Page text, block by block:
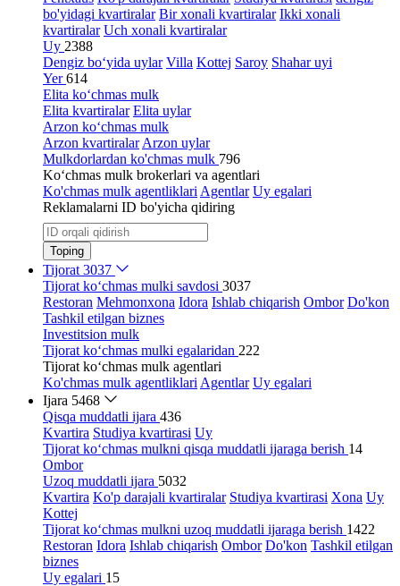
bo'yidagi kvartiralar Bir xonali kvartiralar Ikki xonali
kvartiralar Uch xonali kvartiralar
Uy 2388
Dengiz bo‘yida uylar Villa Kottej Saroy Shahar uyi
Yer614
Elita ko‘chmas mulk
Elita kvartiralar Elita uylar
Arzon ko‘chmas mulk
Arzon kvartiralar Arzon uylar
Mulkdorlardan ko'chmas mulk 796
Ko‘chmas mulk brokerlari va agentlari
Ko'chmas mulk agentliklari Agentlar Uy egalari
Reklamalarni ID bo'yicha qidiring
Toping
Tijorat 3037
Tijorat ko‘chmas mulki savdosi 3037
Restoran Mehmonxona Idora Ishlab chiqarish Ombor Do'kon
Tashkil etilgan biznes
Investitsion mulk
Tijorat ko‘chmas mulki egalaridan 222
Tijorat ko‘chmas mulk agentlari
Ko'chmas mulk agentliklari Agentlar Uy egalari
Ijara 5468
Qisqa muddatli ijara 436
Kvartira Studiya kvartirasi Uy
Tijorat ko‘chmas mulkni qisqa muddatli ijaraga berish 14
Ombor
Uzoq muddatli ijara 5032
Kvartira Ko'p darajali kvartiralar Studiya kvartirasi Xona Uy
Kottej
Tijorat ko‘chmas mulkni uzoq muddatli ijaraga berish 1422
Restoran Idora Ishlab chiqarish Ombor Do'kon Tashkil etilgan
biznes
Uy egalari 15